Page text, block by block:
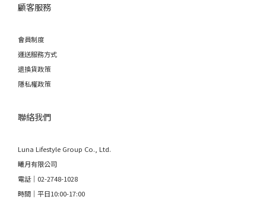
顧客服務
會員制度
運送服務方式
退換貨政策
隱私權政策
聯絡我們
Luna Lifestyle Group Co., Ltd.
曦月有限公司
電話｜02-2748-1028
時間｜平日10:00-17:00